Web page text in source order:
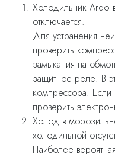
Холодильник Ardo
отключается.
Для устранения
проверить
замыкания на
защитное реле. В
компрессора. Если
проверить
Холод в
холодильной
Наиболее